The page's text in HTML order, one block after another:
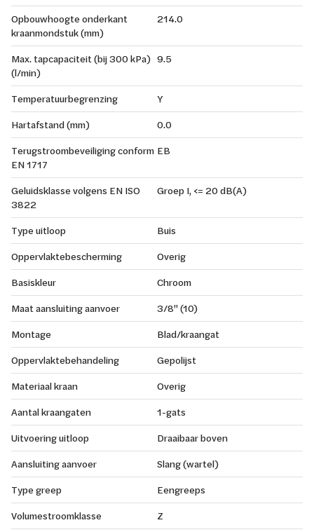
Opbouwhoogte onderkant
kraanmondstuk (mm)
214.0
Max. tapcapaciteit (bij 300 kPa)
(l/min)
9.5
Temperatuurbegrenzing
Y
Hartafstand (mm)
0.0
Terugstroombeveiliging conform
EN 1717
EB
Geluidsklasse volgens EN ISO
3822
Groep I, <= 20 dB(A)
Type uitloop
Buis
Oppervlaktebescherming
Overig
Basiskleur
Chroom
Maat aansluiting aanvoer
3/8" (10)
Montage
Blad/kraangat
Oppervlaktebehandeling
Gepolijst
Materiaal kraan
Overig
Aantal kraangaten
1-gats
Uitvoering uitloop
Draaibaar boven
Aansluiting aanvoer
Slang (wartel)
Type greep
Eengreeps
Volumestroomklasse
Z